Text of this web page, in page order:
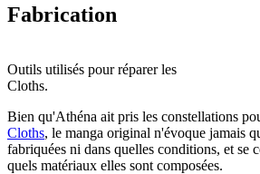
Fabrication
Outils utilisés pour réparer les
Cloths.
Bien qu'Athéna ait pris les constellations
Cloths, le manga original n'évoque jamais
fabriquées ni dans quelles conditions, et se
quels matériaux elles sont composées.